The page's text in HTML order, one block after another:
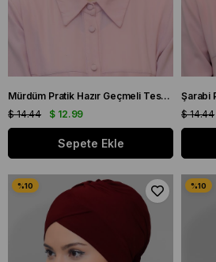
Mürdüm Pratik Hazır Geçmeli Tesettür Bone Fukuro Sandy Kumaş Büzgülü 1831_07
$ 12.99
$ 14.44
Sepete Ekle
$ 14.44